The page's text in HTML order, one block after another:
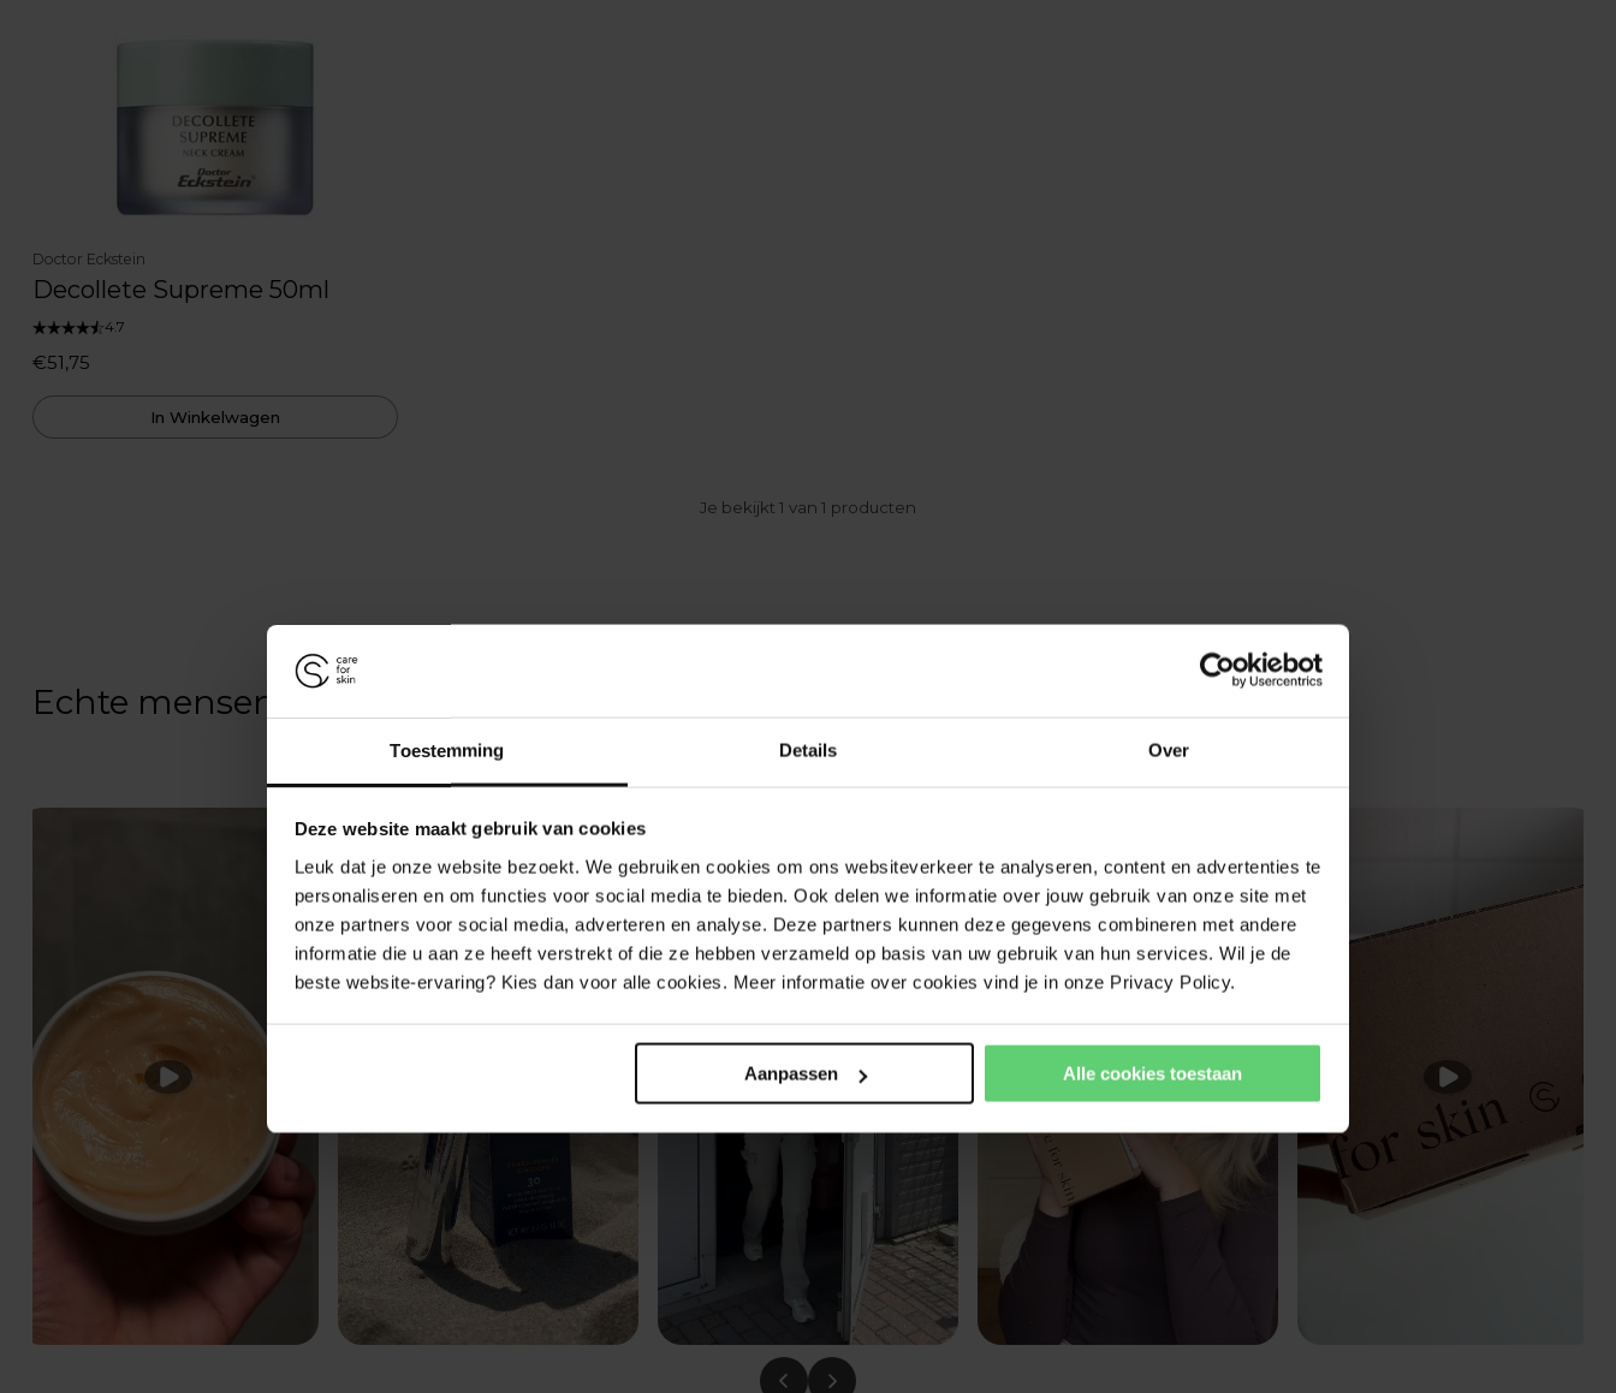
Toestemming Details Over
Deze website maakt gebruik van cookies
Leuk dat je onze website bezoekt. We gebruiken cookies om ons websiteverkeer te analyseren, content en advertenties te
personaliseren en om functies voor social media te bieden. Ook delen we informatie over jouw gebruik van onze site met
onze partners voor social media, adverteren en analyse. Deze partners kunnen deze gegevens combineren met andere
informatie die u aan ze heeft verstrekt of die ze hebben verzameld op basis van uw gebruik van hun services. Wil je de
beste website-ervaring? Kies dan voor alle cookies. Meer informatie over cookies vind je in onze Privacy Policy.
Aanpassen Alle cookies toestaan
Doctor Eckstein
Decollete Supreme 50ml
4.7
€51,75
In Winkelwagen
Je bekijkt 1 van 1 producten
Echte mensen, echte resultaten!